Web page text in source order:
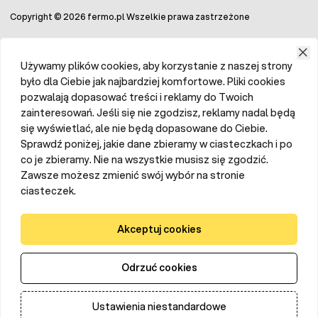
zasobnika, z którego karmidło uzupełnia się
Karmnik dla kur chroniący przed gryzoniami i dzikim
ptactwem.
Feed-Saver to samouzupełniające się karmidło na paszę,
która zsypuje się do korytka dopiero w momencie, gdy kura
stanie na specjalnym podeście. Jest to innowacyjny, lecz
sprawdzonykarmnik chroniący paszę przed
marnowaniem
, a dokładniej przed zjadaniem jej przez
dzikie ptaki i gryzonie. Jak wiadomo, są one nosicielami
wielu groźnych chorób, dlatego karmnik skutecznie
Jaki karmnik dla kur niosek?
Hodowla kur niosek jest bardzo popularna zarówno na
poziomie przydomowym, jak i profesjonalnym. Dla niosek
warto stosować karmidła o dużej średnicy, które pozwolą
na jednoczesne pobieranie paszy przez wiele ptaków.
Copyright © 2026 fermo.pl Wszelkie prawa zastrzeżone
Używamy plików cookies, aby korzystanie z naszej strony
było dla Ciebie jak najbardziej komfortowe. Pliki cookies
pozwalają dopasować treści i reklamy do Twoich
zainteresowań. Jeśli się nie zgodzisz, reklamy nadal będą
się wyświetlać, ale nie będą dopasowane do Ciebie.
Sprawdź poniżej, jakie dane zbieramy w ciasteczkach i po
co je zbieramy. Nie na wszystkie musisz się zgodzić.
Zawsze możesz zmienić swój wybór na stronie
ciasteczek.
Akceptuj cookies
Odrzuć cookies
Ustawienia niestandardowe